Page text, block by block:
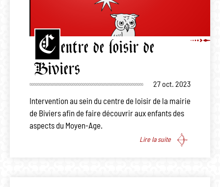
C entre de loisir de
Biviers
27 oct. 2023
Intervention au sein du centre de loisir de la mairie
de Biviers afin de faire découvrir aux enfants des
aspects du Moyen-Age.
Lire la suite